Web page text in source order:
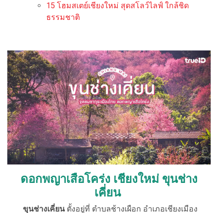
15 โฮมสเตย์เชียงใหม่ สุดสโลว์ไลฟ์ ใกล้ชิด
ธรรมชาติ
ดอกพญาเสือโคร่ง เชียงใหม่ ขุนช่าง
เคี่ยน
ขุนช่างเคี่ยนตั้งอยู่ที่ ตำบลช้างเผือก อำเภอเชียงเมือง